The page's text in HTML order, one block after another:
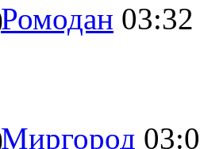
Ромодан 03:32
Миргород